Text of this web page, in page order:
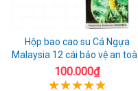
Hộp bao cao su Cá Ngựa
Malaysia 12 cái bảo vệ an toàn
tuyệt đối
100.000₫